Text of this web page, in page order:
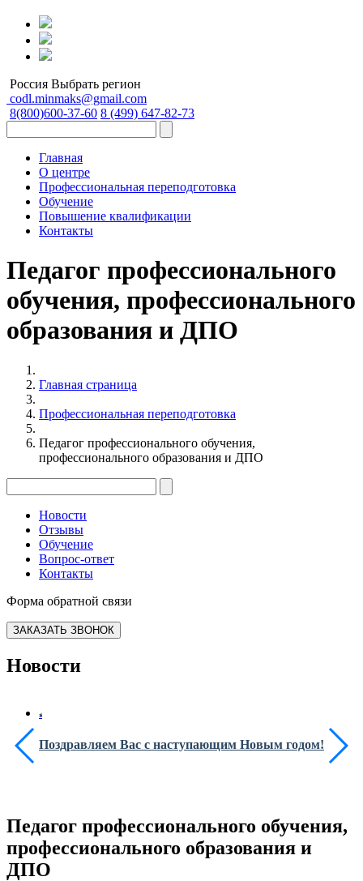
Россия Выбрать регион
codl.minmaks@gmail.com
8(800)600-37-60 8 (499) 647-82-73
Главная
О центре
Профессиональная переподготовка
Обучение
Повышение квалификации
Контакты
Педагог профессионального
обучения, профессионального
образования и ДПО
Главная страница
Профессиональная переподготовка
Педагог профессионального обучения,
профессионального образования и ДПО
Новости
Отзывы
Обучение
Вопрос-ответ
Контакты
Форма обратной связи
ЗАКАЗАТЬ ЗВОНОК
Новости
Поздравляем Вас с наступающим Новым годом!
Педагог профессионального обучения,
профессионального образования и
ДПО